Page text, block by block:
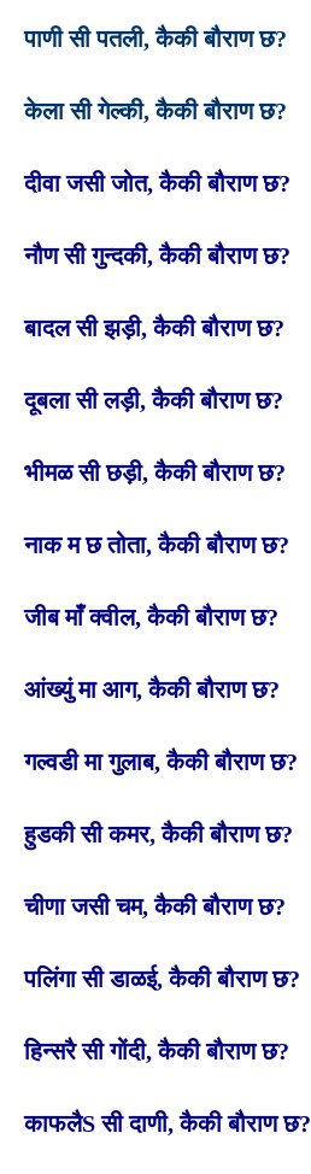
पाणी सी पतली, कैकी बौराण छ?
केला सी गेल्की, कैकी बौराण छ?
दीवा जसी जोत, कैकी बौराण छ?
नौण सी गुन्दकी, कैकी बौराण छ?
बादल सी झड़ी, कैकी बौराण छ?
दूबला सी लड़ी, कैकी बौराण छ?
भीमळ सी छड़ी, कैकी बौराण छ?
नाक म छ तोता, कैकी बौराण छ?
जीब माँ क्वील, कैकी बौराण छ?
आंख्युं मा आग, कैकी बौराण छ?
गल्वडी मा गुलाब, कैकी बौराण छ?
हुडकी सी कमर, कैकी बौराण छ?
चीणा जसी चम, कैकी बौराण छ?
पलिंगा सी डाळई, कैकी बौराण छ?
हिन्सरै सी गोंदी, कैकी बौराण छ?
काफलैS सी दाणी, कैकी बौराण छ?